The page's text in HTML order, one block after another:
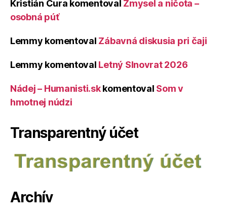
Kristián Čura komentoval Zmysel a ničota –
osobná púť
Lemmy komentoval Zábavná diskusia pri čaji
Lemmy komentoval Letný Slnovrat 2026
Nádej – Humanisti.skkomentoval Som v
hmotnej núdzi
Transparentný účet
Archív